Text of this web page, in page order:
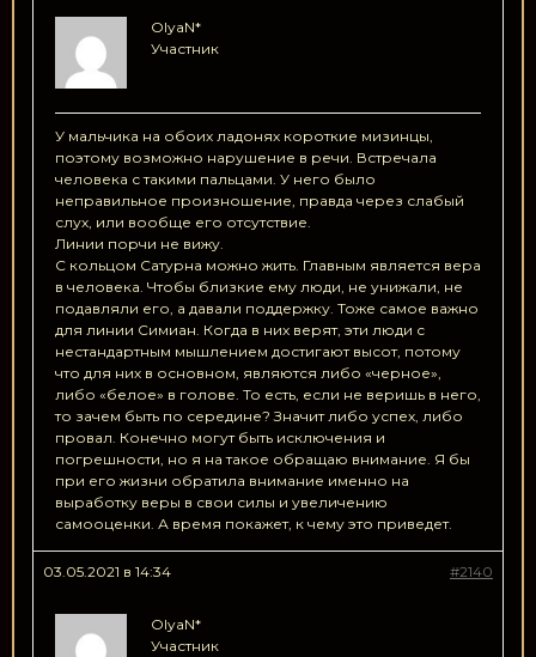
OlyaN*
Участник
У мальчика на обоих ладонях короткие мизинцы,
поэтому возможно нарушение в речи. Встречала
человека с такими пальцами. У него было
неправильное произношение, правда через слабый
слух, или вообще его отсутствие.
Линии порчи не вижу.
С кольцом Сатурна можно жить. Главным является вера
в человека. Чтобы близкие ему люди, не унижали, не
подавляли его, а давали поддержку. Тоже самое важно
для линии Симиан. Когда в них верят, эти люди с
нестандартным мышлением достигают высот, потому
что для них в основном, являются либо «черное»,
либо «белое» в голове. То есть, если не веришь в него,
то зачем быть по середине? Значит либо успех, либо
провал. Конечно могут быть исключения и
погрешности, но я на такое обращаю внимание. Я бы
при его жизни обратила внимание именно на
выработку веры в свои силы и увеличению
самооценки. А время покажет, к чему это приведет.
03.05.2021 в 14:34 #2140
OlyaN*
Участник